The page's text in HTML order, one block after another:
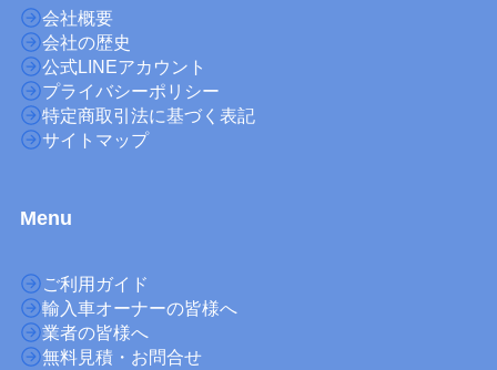
会社概要
会社の歴史
公式LINEアカウント
プライバシーポリシー
特定商取引法に基づく表記
サイトマップ
Menu
ご利用ガイド
輸入車オーナーの皆様へ
業者の皆様へ
無料見積・お問合せ